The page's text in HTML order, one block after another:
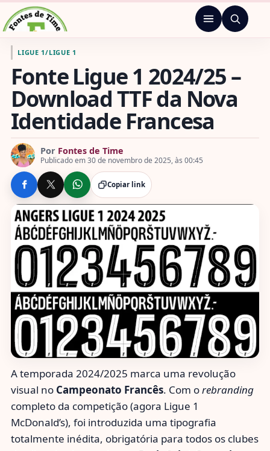
Pular para o conteúdo
Ir para a página inicial de Fontes de Time
Menu
LIGUE 1/LIGUE 1
Fonte Ligue 1 2024/25 –
Download TTF da Nova
Identidade Francesa
Por Fontes de Time
Publicado em 30 de novembro de 2025, às 00:45
COMPARTILHE Copiar link
A temporada 2024/2025 marca uma revolução
visual no Campeonato Francês. Com orebranding
completo da competição (agora Ligue 1
McDonald’s), foi introduzida uma tipografia
totalmente inédita, obrigatória para todos os clubes